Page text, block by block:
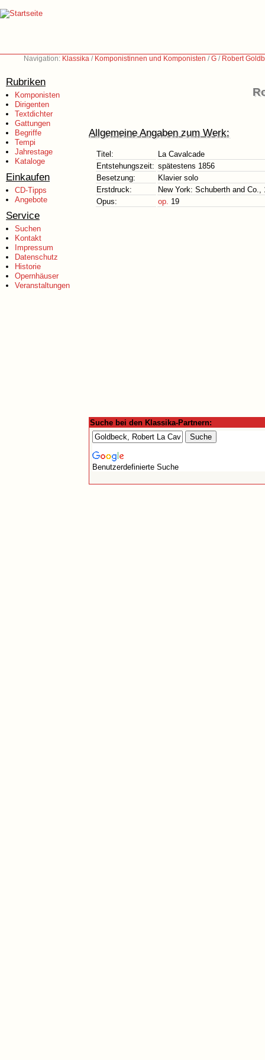
Navigation: Klassika / Komponistinnen und Komponisten /G / Robert
Rubriken
Komponisten
Dirigenten
Textdichter
Gattungen
Begriffe
Tempi
Jahrestage
Kataloge
Einkaufen
CD-Tipps
Angebote
Service
Suchen
Kontakt
Impressum
Datenschutz
Historie
Opernhäuser
Veranstaltungen
Allgemeine Angaben zum Werk:
Titel:
La Cavalcade
Entstehungszeit: spätestens 1856
Besetzung:
Klavier solo
Erstdruck:
New York: Schuberth and Co.,
Opus:
op. 19
Suche bei den Klassika-Partnern:
Benutzerdefinierte Suche